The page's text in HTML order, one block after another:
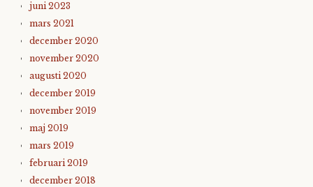
juni 2023
mars 2021
december 2020
november 2020
augusti 2020
december 2019
november 2019
maj 2019
mars 2019
februari 2019
december 2018